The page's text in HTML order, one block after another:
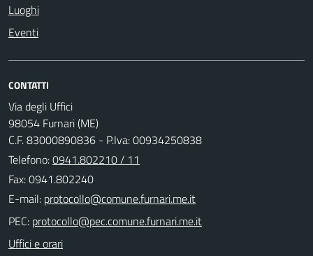
Luoghi
Eventi
CONTATTI
Via degli Uffici
98054 Furnari (ME)
C.F. 83000890836 - P.Iva: 00934250838
Telefono:0941.802210 / 11
Fax: 0941.802240
E-mail:
PEC:
Uffici e orari